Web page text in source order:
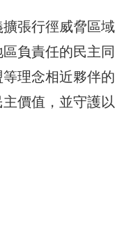
張行徑威脅區域
負責任的民主同
理念相近夥伴的
價值，並守護以